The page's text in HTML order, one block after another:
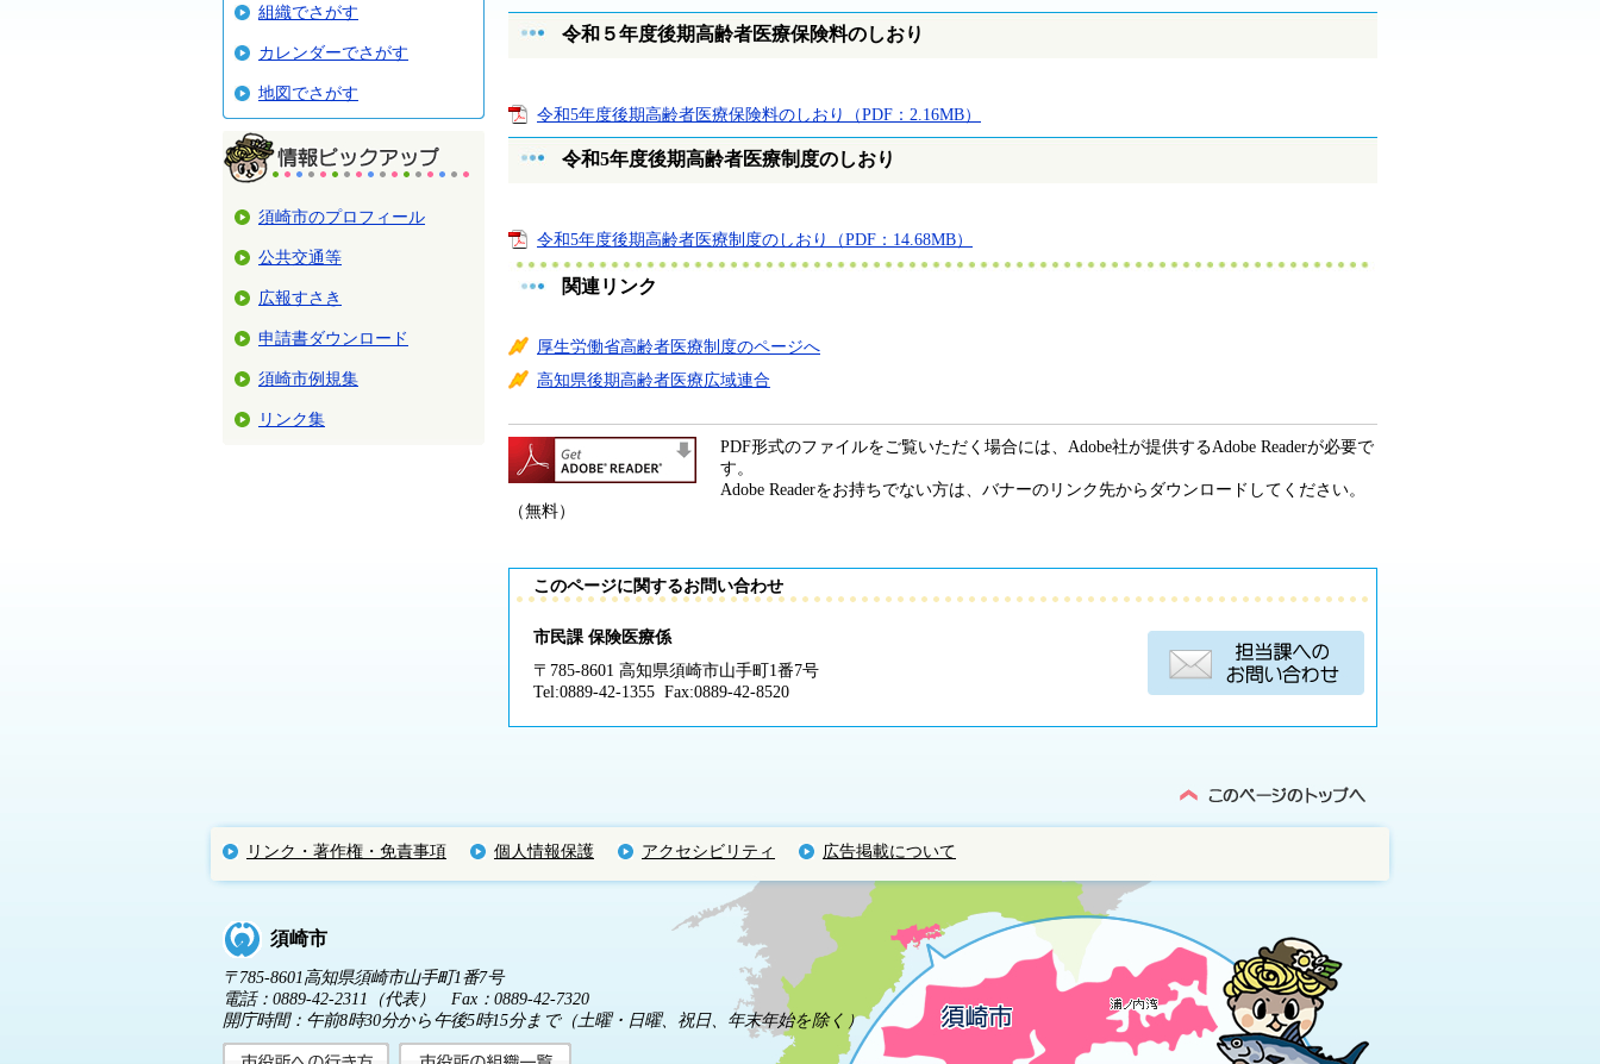
組織でさがす
カレンダーでさがす
地図でさがす
須崎市のプロフィール
公共交通等
広報すさき
申請書ダウンロード
須崎市例規集
リンク集
令和５年度後期高齢者医療保険料のしおり
令和5年度後期高齢者医療保険料のしおり（PDF：2.16MB）
令和5年度後期高齢者医療制度のしおり
令和5年度後期高齢者医療制度のしおり（PDF：14.68MB）
関連リンク
厚生労働省高齢者医療制度のページへ
高知県後期高齢者医療広域連合
PDF形式のファイルをご覧いただく場合には、Adobe社が提供するAdobe Readerが必要で
す。
Adobe Readerをお持ちでない方は、バナーのリンク先からダウンロードしてください。
（無料）
このページに関するお問い合わせ
市民課 保険医療係
〒785-8601 高知県須崎市山手町1番7号
Tel:0889-42-1355 Fax:0889-42-8520
リンク・著作権・免責事項 個人情報保護 アクセシビリティ 広告掲載について
須崎市
〒785-8601高知県須崎市山手町1番7号
電話：0889-42-2311（代表） Fax：0889-42-7320
開庁時間：午前8時30分から午後5時15分まで（土曜・日曜、祝日、年末年始を除く）